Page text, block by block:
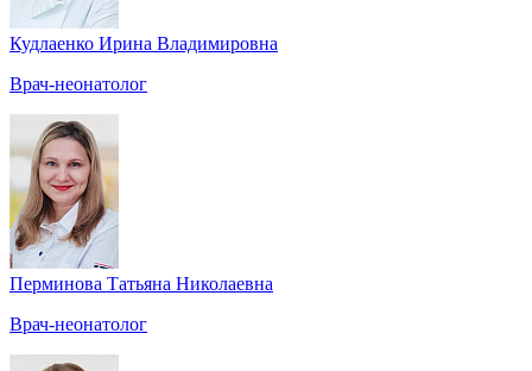
Кудлаенко Ирина Владимировна
Врач-неонатолог
Перминова Татьяна Николаевна
Врач-неонатолог